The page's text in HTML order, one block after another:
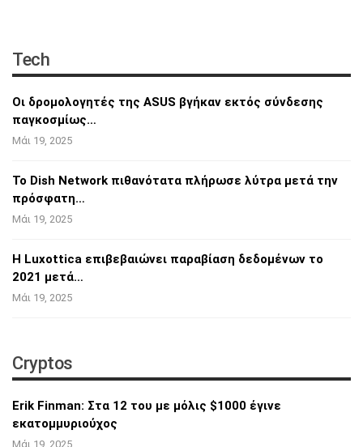
Tech
Οι δρομολογητές της ASUS βγήκαν εκτός σύνδεσης
παγκοσμίως…
Μάι 19, 2025
Το Dish Network πιθανότατα πλήρωσε λύτρα μετά την
πρόσφατη…
Μάι 19, 2025
Η Luxottica επιβεβαιώνει παραβίαση δεδομένων το
2021 μετά…
Μάι 19, 2025
Cryptos
Erik Finman: Στα 12 του με μόλις $1000 έγινε
εκατομμυριούχος
Μάι 19, 2025